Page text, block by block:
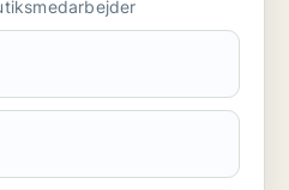
vant til at arbejde hårdt.